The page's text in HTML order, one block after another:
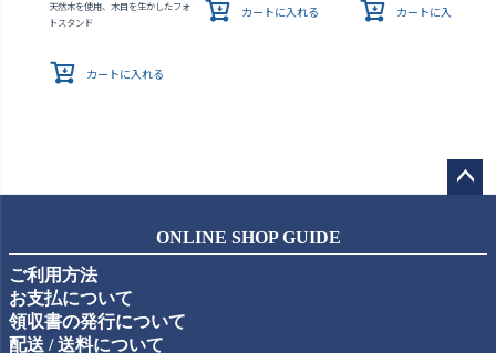
天然木を使用、木目を生かしたフォ
トスタンド
カートに入れる
カートに入れる カートに入れる
ップ
ONLINE SHOP GUIDE
ご利用方法
お支払について
領収書の発行について
配送 / 送料について